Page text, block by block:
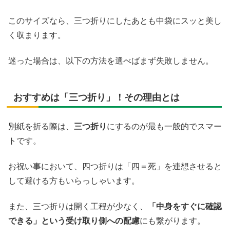
このサイズなら、三つ折りにしたあとも中袋にスッと美し
く収まります。
迷った場合は、以下の方法を選べばまず失敗しません。
おすすめは「三つ折り」！その理由とは
別紙を折る際は、 三つ折り にするのが最も一般的でスマー
トです。
お祝い事において、四つ折りは「四＝死」を連想させると
して避ける方もいらっしゃいます。
また、三つ折りは開く工程が少なく、
「中身をすぐに確認
できる」という受け取り側への配慮にも繋がります。